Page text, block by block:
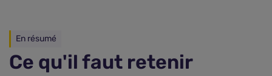
En résumé
Ce qu'il faut retenir